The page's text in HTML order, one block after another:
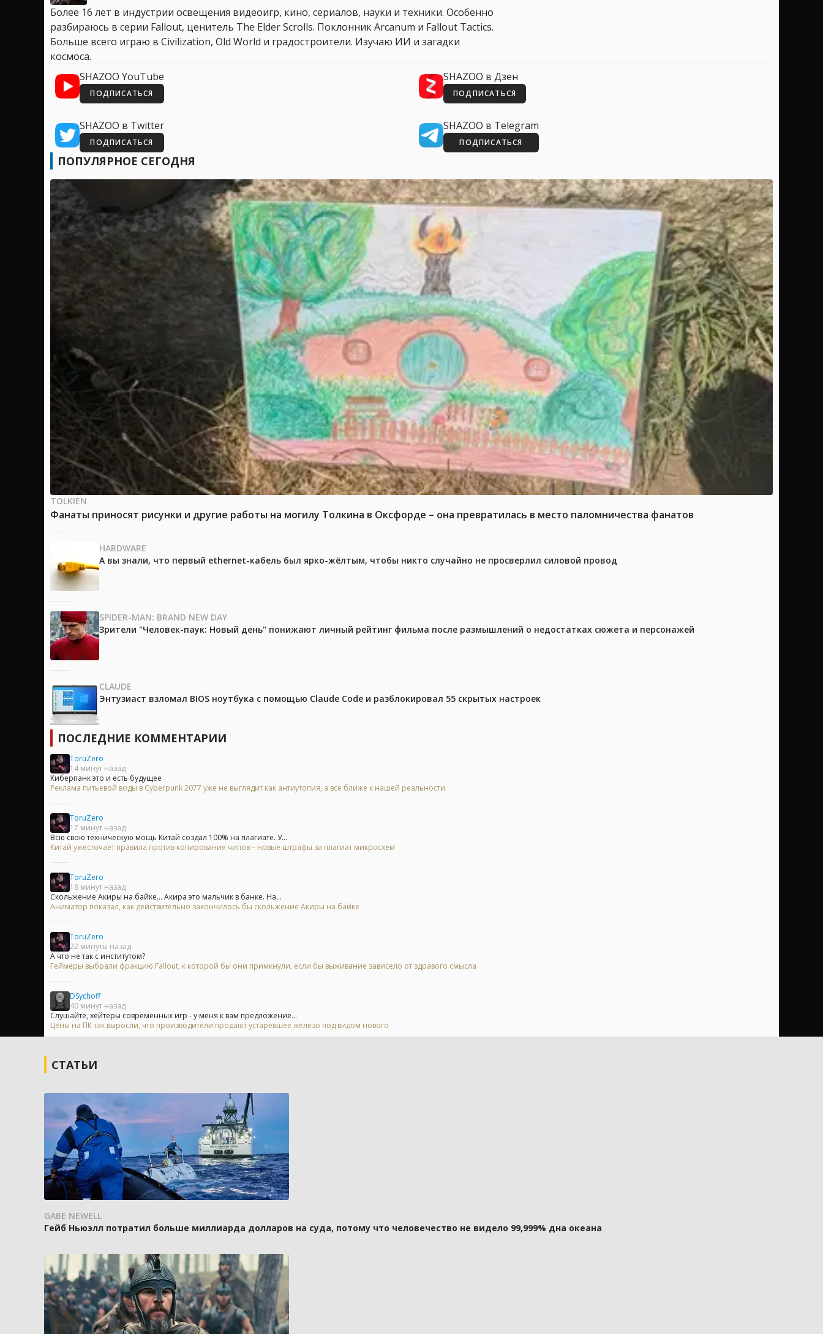
Более 16 лет в индустрии освещения видеоигр, кино, сериалов, науки и техники. Особенно
разбираюсь в серии Fallout, ценитель The Elder Scrolls. Поклонник Arcanum и Fallout Tactics.
Больше всего играю в Civilization, Old World и градостроители. Изучаю ИИ и загадки
космоса.
SHAZOO YouTube
ПОДПИСАТЬСЯ
SHAZOO в Дзен
ПОДПИСАТЬСЯ
SHAZOO в Twitter
ПОДПИСАТЬСЯ
SHAZOO в Telegram
ПОДПИСАТЬСЯ
ПОПУЛЯРНОЕ СЕГОДНЯ
TOLKIEN
Фанаты приносят рисунки и другие работы на могилу Толкина в Оксфорде – она превратилась в место паломничества фанатов
HARDWARE
А вы знали, что первый ethernet-кабель был ярко-жёлтым, чтобы никто случайно не просверлил силовой провод
SPIDER-MAN: BRAND NEW DAY
Зрители "Человек-паук: Новый день" понижают личный рейтинг фильма после размышлений о недостатках сюжета и персонажей
CLAUDE
Энтузиаст взломал BIOS ноутбука с помощью Claude Code и разблокировал 55 скрытых настроек
ПОСЛЕДНИЕ КОММЕНТАРИИ
ToruZero
14 минут назад
Киберпанк это и есть будущее
Реклама питьевой воды в Cyberpunk 2077 уже не выглядит как антиутопия, а всё ближе к нашей реальности
ToruZero
17 минут назад
Всю свою техническую мощь Китай создал 100% на плагиате. У...
Китай ужесточает правила против копирования чипов – новые штрафы за плагиат микросхем
ToruZero
18 минут назад
Скольжение Акиры на байке... Акира это мальчик в банке. На...
Аниматор показал, как действительно закончилось бы скольжение Акиры на байке
ToruZero
22 минуты назад
А что не так с институтом?
Геймеры выбрали фракцию Fallout, к которой бы они примкнули, если бы выживание зависело от здравого смысла
DSychoff
40 минут назад
Слушайте, хейтеры современных игр - у меня к вам предложение...
Цены на ПК так выросли, что производители продают устаревшее железо под видом нового
СТАТЬИ
GABE NEWELL
Гейб Ньюэлл потратил больше миллиарда долларов на суда, потому что человечество не видело 99,999% дна океана